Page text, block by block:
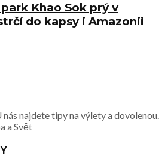
Khao Sok prý v
do kapsy i Amazonii
najdete tipy na výlety a dovolenou.
a Svět